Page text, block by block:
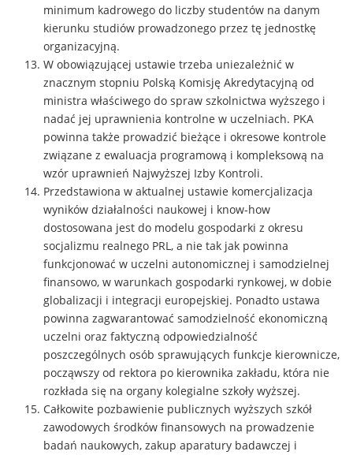
minimum kadrowego do liczby studentów na danym
kierunku studiów prowadzonego przez tę jednostkę
organizacyjną.
W obowiązującej ustawie trzeba uniezależnić w
znacznym stopniu Polską Komisję Akredytacyjną od
ministra właściwego do spraw szkolnictwa wyższego i
nadać jej uprawnienia kontrolne w uczelniach. PKA
powinna także prowadzić bieżące i okresowe kontrole
związane z ewaluacja programową i kompleksową na
wzór uprawnień Najwyższej Izby Kontroli.
Przedstawiona w aktualnej ustawie komercjalizacja
wyników działalności naukowej i know-how
dostosowana jest do modelu gospodarki z okresu
socjalizmu realnego PRL, a nie tak jak powinna
funkcjonować w uczelni autonomicznej i samodzielnej
finansowo, w warunkach gospodarki rynkowej, w dobie
globalizacji i integracji europejskiej. Ponadto ustawa
powinna zagwarantować samodzielność ekonomiczną
uczelni oraz faktyczną odpowiedzialność
poszczególnych osób sprawujących funkcje kierownicze,
począwszy od rektora po kierownika zakładu, która nie
rozkłada się na organy kolegialne szkoły wyższej.
Całkowite pozbawienie publicznych wyższych szkół
zawodowych środków finansowych na prowadzenie
badań naukowych, zakup aparatury badawczej i